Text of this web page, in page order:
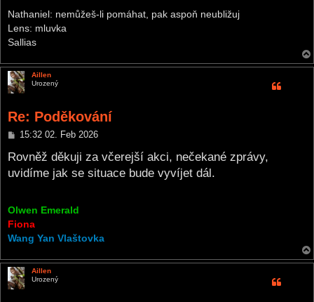
Nathaniel: nemůžeš-li pomáhat, pak aspoň neubližuj
Lens: mluvka
Sallias
Aillen
Urozený
Re: Poděkování
P
s
15:32 02. Feb 2026
Rovněž děkuji za včerejší akci, nečekané zprávy,
uvidíme jak se situace bude vyvíjet dál.
Olwen Emerald
Fiona
Wang Yan Vlaštovka
Aillen
Urozený